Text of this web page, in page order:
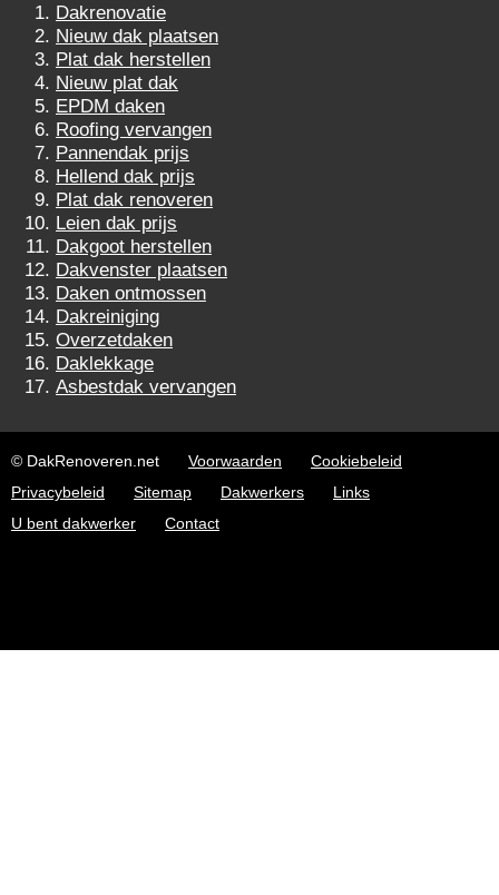
Dakrenovatie
Nieuw dak plaatsen
Plat dak herstellen
Nieuw plat dak
EPDM daken
Roofing vervangen
Pannendak prijs
Hellend dak prijs
Plat dak renoveren
Leien dak prijs
Dakgoot herstellen
Dakvenster plaatsen
Daken ontmossen
Dakreiniging
Overzetdaken
Daklekkage
Asbestdak vervangen
© DakRenoveren.net Voorwaarden
Cookiebeleid
Privacybeleid
Sitemap Dakwerkers
Links
U bent dakwerker
Contact